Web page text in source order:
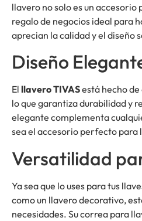
llavero no solo es un
regalo de negocios ideal para
aprecian la calidad y el diseño
Diseño
El llavero TIVASestá hecho
lo que garantiza durabilidad y
elegante complementa
sea el accesorio perfecto para
Versatilidad
Ya sea que lo uses para tus
como un llavero decorativo,
necesidades. Su correa para